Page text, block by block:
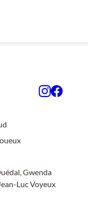
Gwenda
Luc Voyeux